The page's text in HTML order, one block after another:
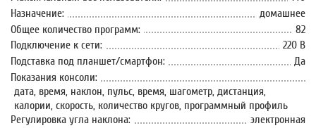
Назначение:
домашнее
Общее количество программ:
82
Подключение к сети:
220 В
Подставка под планшет/смартфон:
Да
Показания консоли:
дата, время, наклон, пульс, время, шагометр, дистанция,
калории, скорость, количество кругов, программный профиль
Регулировка угла наклона:
электронная